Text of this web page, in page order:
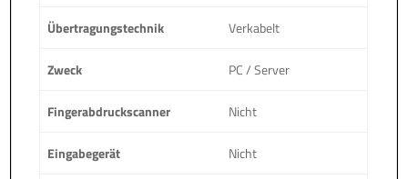
Übertragungstechnik Verkabelt
Zweck PC / Server
Fingerabdruckscanner Nicht
Eingabegerät Nicht